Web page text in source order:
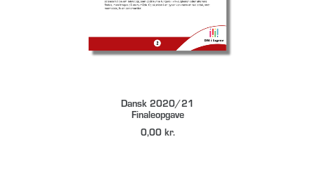
DOWNLOAD
Dansk 2020/21
Finaleopgave
0,00 kr.